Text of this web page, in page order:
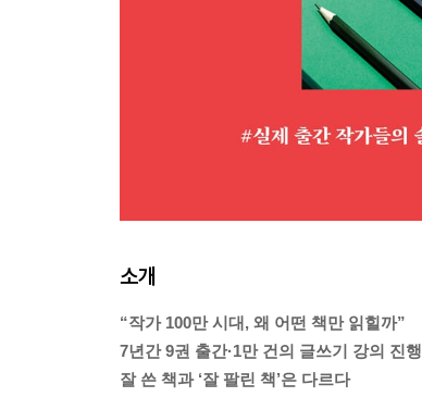
소개
“작가 100만 시대, 왜 어떤 책만 읽힐까”
7년간 9권 출간·1만 건의 글쓰기 강의 진행
잘 쓴 책과 ‘잘 팔린 책’은 다르다